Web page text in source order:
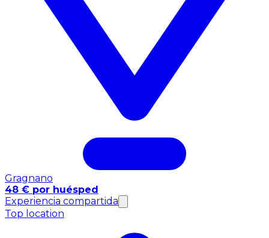
Gragnano
48 € por huésped
Experiencia compartida
Top location